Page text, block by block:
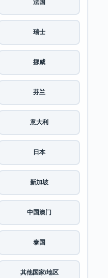
法国
瑞士
挪威
芬兰
意大利
日本
新加坡
中国澳门
泰国
其他国家/地区